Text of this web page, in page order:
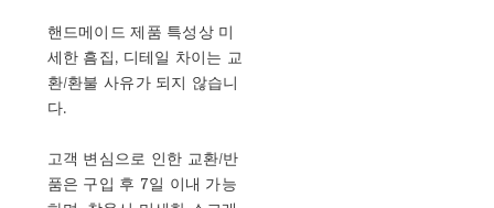
핸드메이드 제품 특성상 미
세한 흠집, 디테일 차이는 교
환/환불 사유가 되지 않습니
다.
고객 변심으로 인한 교환/반
품은 구입 후 7일 이내 가능